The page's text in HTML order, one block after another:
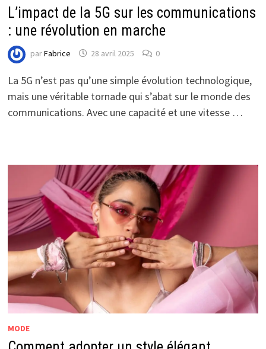
L’impact de la 5G sur les communications
: une révolution en marche
parFabrice 28 avril 2025 0
La 5G n’est pas qu’une simple évolution technologique,
mais une véritable tornade qui s’abat sur le monde des
communications. Avec une capacité et une vitesse …
MODE